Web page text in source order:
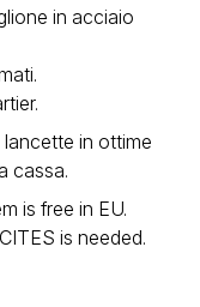
in acciaio
in ottime
cassa.
is free in EU.
is needed.